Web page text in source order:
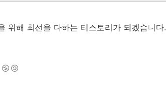
위해 최선을 다하는 티스토리가 되겠습니다.